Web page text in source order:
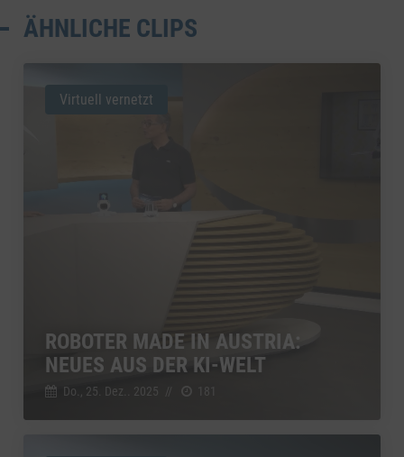
ÄHNLICHE CLIPS
ROBOTER MADE IN AUSTRIA:
NEUES AUS DER KI-WELT
Do., 25. Dez.. 2025 181
Virtuell vernetzt